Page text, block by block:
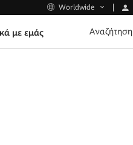
Worldwide
με εμάς Αναζήτηση